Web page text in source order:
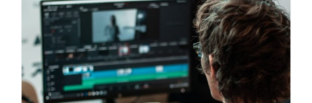
Fog Panther, el nuevo
“Photoshop” para Linux
que podría reemplazar a